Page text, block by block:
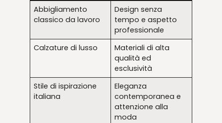
Abbigliamento
classico da lavoro
Design senza
tempo e aspetto
professionale
Calzature di lusso
Materiali di alta
qualità ed
esclusività
Stile di ispirazione
italiana
Eleganza
contemporanea e
attenzione alla
moda